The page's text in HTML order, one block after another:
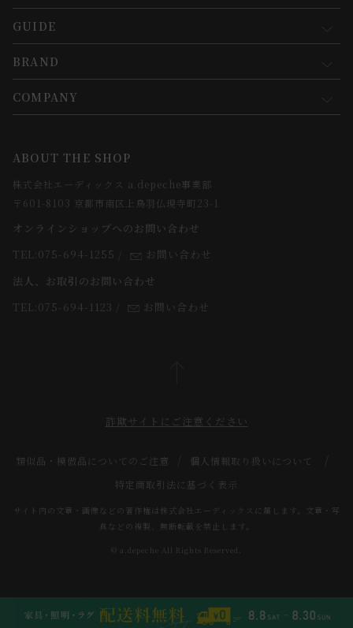
マイページ
新規会員登録
会員規約について
GUIDE
お買い物ガイド
会員登録について
お支払方法について
お届けについて
よくあるご質問
BRAND
コンセプト
webカタログ
COMPANY
求人情報
法人のお客様
スタッフ
ABOUT THE SHOP
株式会社エーディックス a.depeche事業部
〒601-8103 京都市南区上鳥羽仏現寺町23-1
オンラインショップへのお問い合わせ
TEL:075-694-1255
お問い合わせ
法人、お取引のお問い合わせ
TEL:075-694-1123
お問い合わせ
詐欺サイトにご注意ください
類似品・模倣品についてのご注意
個人情報取り扱いについて
特定商取引法に基づく表示
サイト内の文章・画像などの著作権は株式会社エーディックスに属します。文章・写
真などの複製、無断転載を禁止します。
© a.depeche All Rights Reserved.